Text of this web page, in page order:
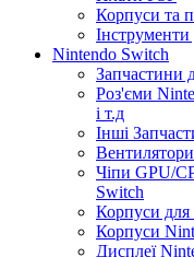
Корпуси та
Nintendo Switch
Запчастини
Роз'єми
і т.д
Інші
Чіпи GPU/
Switch
Корпуси для
Корпуси
Дисплеї